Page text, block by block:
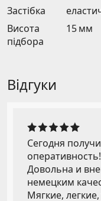
Застібка
Висота
підбора
15 мм
Відгуки
Сегодня
оперативность!
Довольна и
немецким
Мягкие,